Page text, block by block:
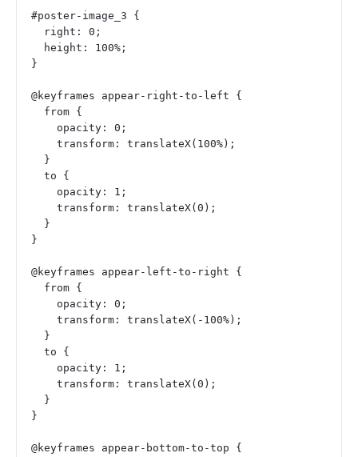
#poster-image_3 {
  right: 0;
  height: 100%;
}
@keyframes appear-right-to-left {
  from {
    opacity: 0;
    transform: translateX(100%);
  }
  to {
    opacity: 1;
    transform: translateX(0);
  }
}
@keyframes appear-left-to-right {
  from {
    opacity: 0;
    transform: translateX(-100%);
  }
  to {
    opacity: 1;
    transform: translateX(0);
  }
}
@keyframes appear-bottom-to-top {